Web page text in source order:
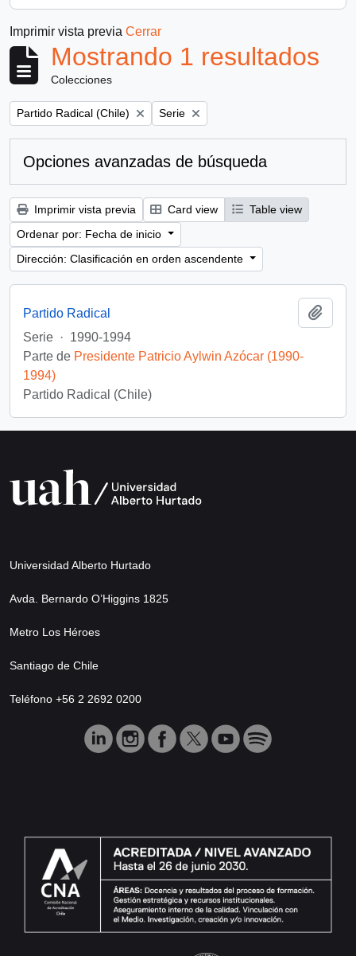
Imprimir vista previa Cerrar
Mostrando 1 resultados
Colecciones
Remove filter:
Partido Radical (Chile) Remove filter:
Serie
Opciones avanzadas de búsqueda
Imprimir vista previa Card view
Table view
Ordenar por: Fecha de inicio
Dirección: Clasificación en orden ascendente
Partido Radical
Serie · 1990-1994
Parte de Presidente Patricio Aylwin Azócar (1990-
1994)
Partido Radical (Chile)
Universidad Alberto Hurtado
Avda. Bernardo O’Higgins 1825
Metro Los Héroes
Santiago de Chile
Teléfono +56 2 2692 0200